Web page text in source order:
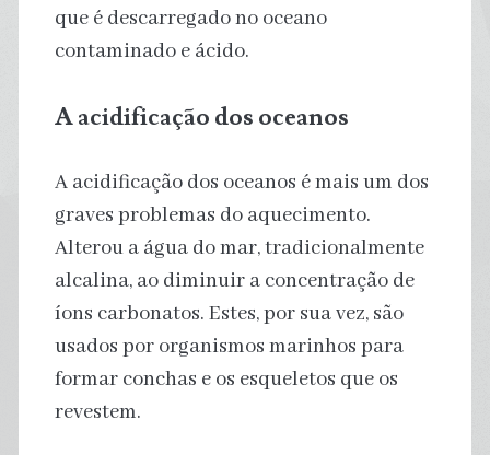
que é descarregado no oceano
contaminado e ácido.
A acidificação dos oceanos
A acidificação dos oceanos é mais um dos
graves problemas do aquecimento.
Alterou a água do mar, tradicionalmente
alcalina, ao diminuir a concentração de
íons carbonatos. Estes, por sua vez, são
usados por organismos marinhos para
formar conchas e os esqueletos que os
revestem.